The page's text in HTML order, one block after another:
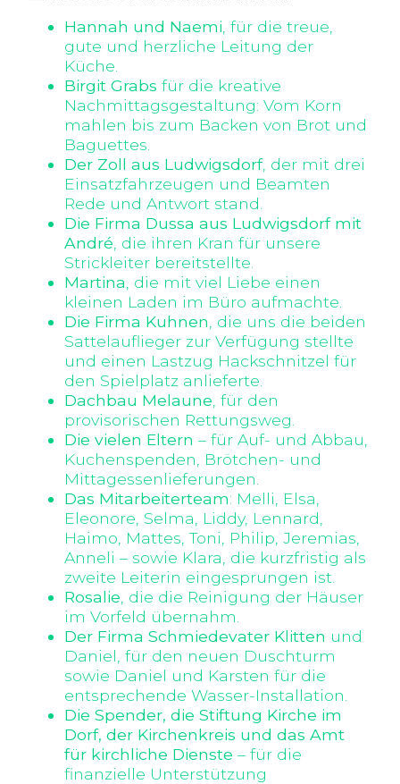
Hannah und Naemi , für die treue,
gute und herzliche Leitung der
Küche.
Birgit Grabs für die kreative
Nachmittagsgestaltung: Vom Korn
mahlen bis zum Backen von Brot und
Baguettes.
Der Zoll aus Ludwigsdorf, der mit drei
Einsatzfahrzeugen und Beamten
Rede und Antwort stand.
Die Firma Dussa aus Ludwigsdorf mit
André , die ihren Kran für unsere
Strickleiter bereitstellte.
Martina , die mit viel Liebe einen
kleinen Laden im Büro aufmachte.
Die Firma Kuhnen , die uns die beiden
Sattelauflieger zur Verfügung stellte
und einen Lastzug Hackschnitzel für
den Spielplatz anlieferte.
Dachbau Melaune , für den
provisorischen Rettungsweg.
Die vielen Eltern – für Auf- und Abbau,
Kuchenspenden, Brötchen- und
Mittagessenlieferungen.
Das Mitarbeiterteam: Melli, Elsa,
Eleonore, Selma, Liddy, Lennard,
Haimo, Mattes, Toni, Philip, Jeremias,
Anneli – sowie Klara, die kurzfristig als
zweite Leiterin eingesprungen ist.
Rosalie , die die Reinigung der Häuser
im Vorfeld übernahm.
Der Firma Schmiedevater Klitten und
Daniel, für den neuen Duschturm
sowie Daniel und Karsten für die
entsprechende Wasser-Installation.
Die Spender, die Stiftung Kirche im
Dorf, der Kirchenkreis und das Amt
für kirchliche Dienste – für die
finanzielle Unterstützung